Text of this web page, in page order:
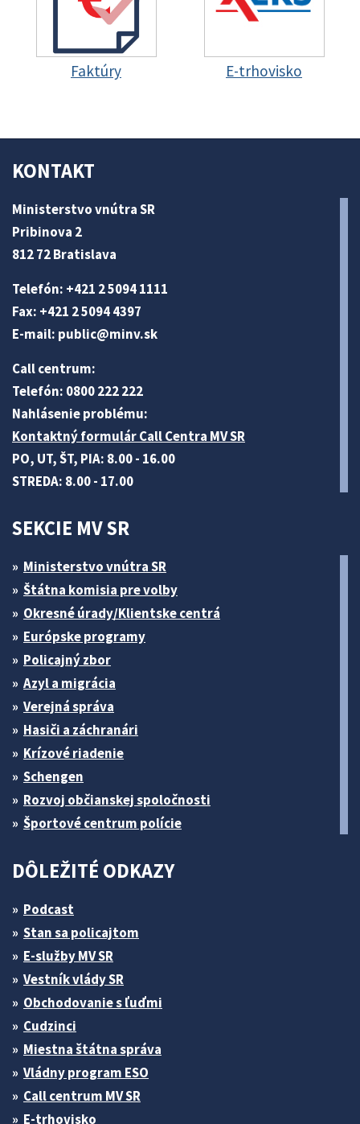
Faktúry E-trhovisko
KONTAKT
Ministerstvo vnútra SR
Pribinova 2
812 72 Bratislava
Telefón: +421 2 5094 1111
Fax: +421 2 5094 4397
E-mail: public@minv.sk
Call centrum:
Telefón: 0800 222 222
Nahlásenie problému:
Kontaktný formulár Call Centra MV SR
PO, UT, ŠT, PIA: 8.00 - 16.00
STREDA: 8.00 - 17.00
SEKCIE MV SR
Ministerstvo vnútra SR
Štátna komisia pre volby
Okresné úrady/Klientske centrá
Európske programy
Policajný zbor
Azyl a migrácia
Verejná správa
Hasiči a záchranári
Krízové riadenie
Schengen
Rozvoj občianskej spoločnosti
Športové centrum polície
DÔLEŽITÉ ODKAZY
Podcast
Stan sa policajtom
E-služby MV SR
Vestník vlády SR
Obchodovanie s ľuďmi
Cudzinci
Miestna štátna správa
Vládny program ESO
Call centrum MV SR
E-trhovisko